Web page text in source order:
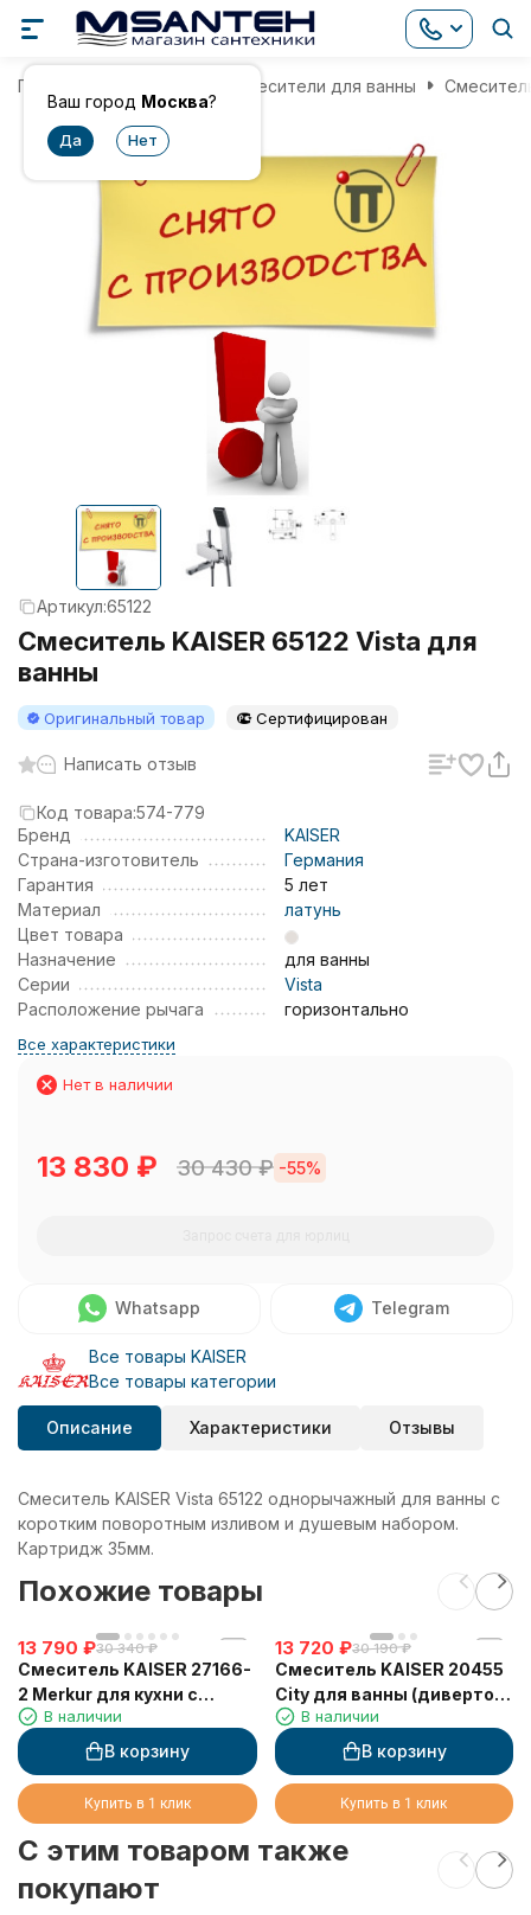
Ваш город Москва?
Главная Смесители для ванны
Артикул:65122
Смеситель KAISER 65122 Vista для
ванны
Оригинальный товар Сертифицирован
Написать отзыв
Код товара:574-779
Бренд
KAISER
Страна-изготовитель
Германия
Гарантия
5 лет
Материал
латунь
Цвет товара
Назначение
для ванны
Серии
Vista
Расположение рычага
горизонтально
Все характеристики
Нет в наличии
13 830 ₽ 30 430₽ -55%
Whatsapp Telegram
Все товары KAISER
Все товары категории
Описание Характеристики Отзывы
Смеситель KAISER Vista 65122 однорычажный для ванны с
коротким поворотным изливом и душевым набором.
Картридж 35мм.
Похожие товары
13 790 ₽30 340 ₽
Смеситель KAISER 27166-
2 Merkur для кухни с
выдвижным изливом
В наличии
В корзину
Купить в 1 клик
13 720 ₽30 190 ₽
Смеситель KAISER 20455
City для ванны (дивертор
317)В наличии
В корзину
Купить в 1 клик
C этим товаром также
покупают